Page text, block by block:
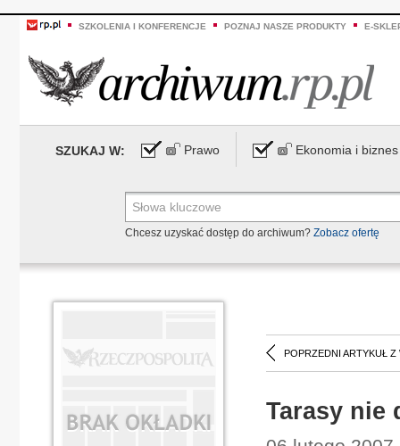
SZKOLENIA I KONFERENCJE POZNAJ NASZE PRODUKTY E-
SZUKAJ W: Prawo Ekonomia i biznes
Chcesz uzyskać dostęp do archiwum? Zobacz ofertę
POPRZEDNI ARTYKUŁ Z
Tarasy nie